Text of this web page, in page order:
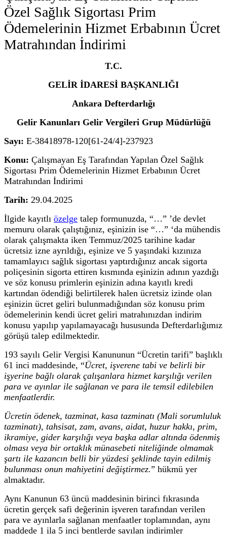
Özel Sağlık Sigortası Prim
Ödemelerinin Hizmet Erbabının Ücret
Matrahından İndirimi
T.C.
GELİR İDARESİ BAŞKANLIĞI
Ankara Defterdarlığı
Gelir Kanunları Gelir Vergileri Grup Müdürlüğü
Sayı: E-38418978-120[61-24/4]-237923
Konu: Çalışmayan Eş Tarafından Yapılan Özel Sağlık
Sigortası Prim Ödemelerinin Hizmet Erbabının Ücret
Matrahından İndirimi
Tarih: 29.04.2025
İlgide kayıtlı özelge talep formunuzda, “…” ’de devlet
memuru olarak çalıştığınız, eşinizin ise “…” ‘da mühendis
olarak çalışmakta iken Temmuz/2025 tarihine kadar
ücretsiz izne ayrıldığı, eşinize ve 5 yaşındaki kızınıza
tamamlayıcı sağlık sigortası yaptırdığınız ancak sigorta
poliçesinin sigorta ettiren kısmında eşinizin adının yazdığı
ve söz konusu primlerin eşinizin adına kayıtlı kredi
kartından ödendiği belirtilerek halen ücretsiz izinde olan
eşinizin ücret geliri bulunmadığından söz konusu prim
ödemelerinin kendi ücret geliri matrahınızdan indirim
konusu yapılıp yapılamayacağı hususunda Defterdarlığımız
görüşü talep edilmektedir.
193 sayılı Gelir Vergisi Kanununun “Ücretin tarifi” başlıklı
61 inci maddesinde, “Ücret, işverene tabi ve belirli bir
işyerine bağlı olarak çalışanlara hizmet karşılığı verilen
para ve ayınlar ile sağlanan ve para ile temsil edilebilen
menfaatlerdir.
Ücretin ödenek, tazminat, kasa tazminatı (Mali sorumluluk
tazminatı), tahsisat, zam, avans, aidat, huzur hakkı, prim,
ikramiye, gider karşılığı veya başka adlar altında ödenmiş
olması veya bir ortaklık münasebeti niteliğinde olmamak
şartı ile kazancın belli bir yüzdesi şeklinde tayin edilmiş
bulunması onun mahiyetini değiştirmez.” hükmü yer
almaktadır.
Aynı Kanunun 63 üncü maddesinin birinci fıkrasında
ücretin gerçek safi değerinin işveren tarafından verilen
para ve ayınlarla sağlanan menfaatler toplamından, aynı
maddede 1 ila 5 inci bentlerde sayılan indirimler